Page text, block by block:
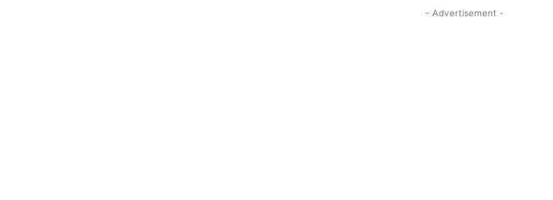
- Advertisement -